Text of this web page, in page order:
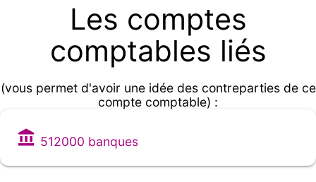
Les comptes
comptables liés
(vous permet d'avoir une idée des contreparties de ce
compte comptable) :
512000 banques